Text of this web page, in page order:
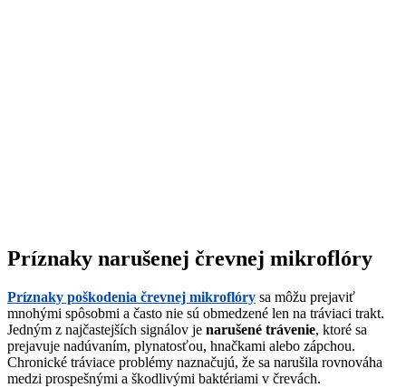
Príznaky narušenej črevnej mikroflóry
Príznaky poškodenia črevnej mikroflóry sa môžu prejaviť
mnohými spôsobmi a často nie sú obmedzené len na tráviaci trakt.
Jedným z najčastejších signálov je narušené trávenie, ktoré sa
prejavuje nadúvaním, plynatosťou, hnačkami alebo zápchou.
Chronické tráviace problémy naznačujú, že sa narušila rovnováha
medzi prospešnými a škodlivými baktériami v črevách.